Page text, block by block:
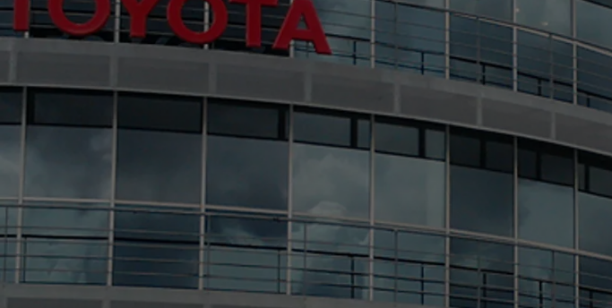
À partir de
ou financement à partir de